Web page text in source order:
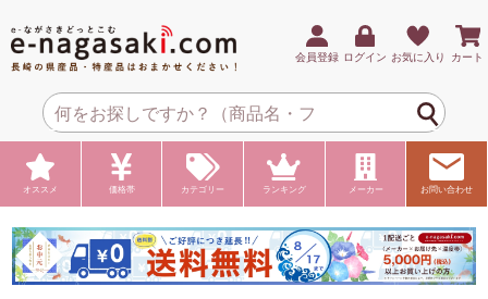
会員登録 ログイン お気に入り カート
オススメ 価格帯 カテゴリー ランキング メーカー お問い合わせ